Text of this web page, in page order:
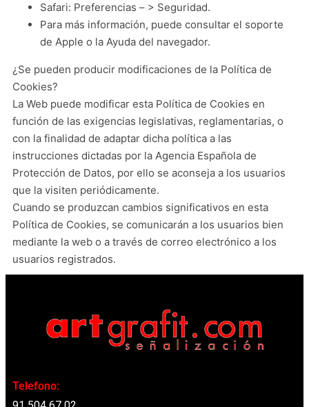
Safari: Preferencias – > Seguridad.
Para más información, puede consultar el soporte
de Apple o la Ayuda del navegador.
¿Se pueden producir modificaciones de la Política de
Cookies?
La Web puede modificar esta Política de Cookies en
función de las exigencias legislativas, reglamentarias, o
con la finalidad de adaptar dicha política a las
instrucciones dictadas por la Agencia Española de
Protección de Datos, por ello se aconseja a los usuarios
que la visiten periódicamente.
Cuando se produzcan cambios significativos en esta
Política de Cookies, se comunicarán a los usuarios bien
mediante la web o a través de correo electrónico a los
usuarios registrados.
Telefono: